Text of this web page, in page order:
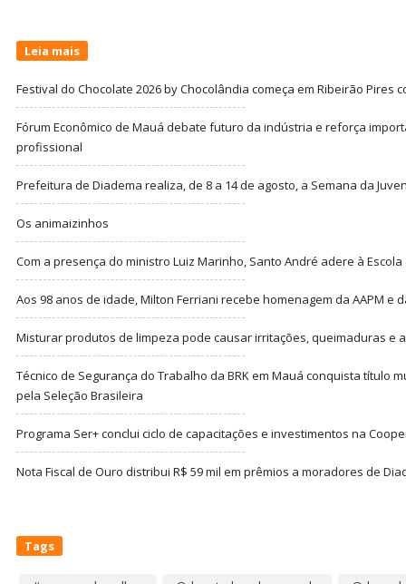
Leia mais
Festival do Chocolate 2026 by Chocolândia começa em Ribeirão Pires
Fórum Econômico de Mauá debate futuro da indústria e reforça
profissional
Prefeitura de Diadema realiza, de 8 a 14 de agosto, a Semana da
Os animaizinhos
Com a presença do ministro Luiz Marinho, Santo André adere à
Aos 98 anos de idade, Milton Ferriani recebe homenagem da AAPM e
Misturar produtos de limpeza pode causar irritações, queimaduras e
Técnico de Segurança do Trabalho da BRK em Mauá conquista título
pela Seleção Brasileira
Programa Ser+ conclui ciclo de capacitações e investimentos na
Nota Fiscal de Ouro distribui R$ 59 mil em prêmios a moradores de
Tags